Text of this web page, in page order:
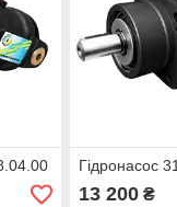
Гідронасос
13 200₴